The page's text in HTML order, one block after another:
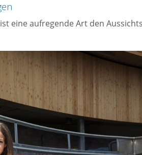
eine aufregende Art den